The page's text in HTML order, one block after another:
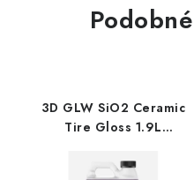
3D GLW SiO2 Ceramic
Tire Gloss 1.9L